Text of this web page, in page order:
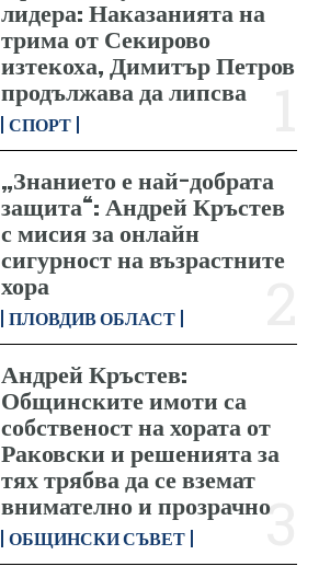
лидера: Наказанията на
трима от Секирово
изтекоха, Димитър Петров
продължава да липсва
СПОРТ
„Знанието е най-добрата
защита“: Андрей Кръстев
с мисия за онлайн
сигурност на възрастните
хора
ПЛОВДИВ ОБЛАСТ
Андрей Кръстев:
Общинските имоти са
собственост на хората от
Раковски и решенията за
тях трябва да се вземат
внимателно и прозрачно
ОБЩИНСКИ СЪВЕТ